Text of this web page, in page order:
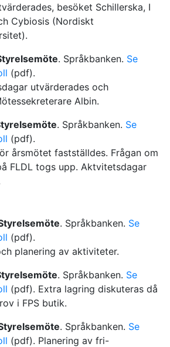
besöket Schillerska, I
Cybiosis (Nordiskt
. Språkbanken. Se
(pdf).
utvärderades och
Albin.
. Språkbanken. Se
(pdf).
årsmötet fastställdes. Frågan om
FLDL togs upp. Aktvitetsdagar
. Språkbanken. Se
(pdf).
planering av aktiviteter.
. Språkbanken. Se
(pdf). Extra lagring diskuteras då
i FPS butik.
. Språkbanken. Se
(pdf). Planering av fri-